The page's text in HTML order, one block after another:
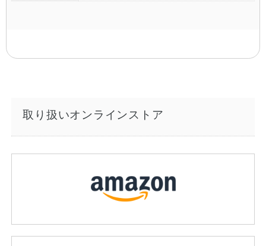
取り扱いオンラインストア